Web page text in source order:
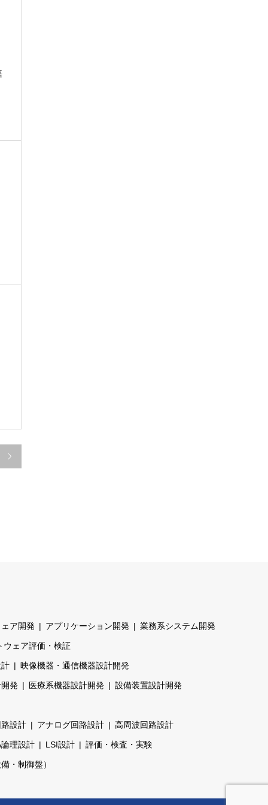

ア開発 アプリケーション開発 業務系システム開発
ウェア評価・検証
映像機器・通信機器設計開発
発 医療系機器設計開発 設備装置設計開発
設計 アナログ回路設計 高周波回路設計
理設計 LSI設計 評価・検査・実験
・制御盤）